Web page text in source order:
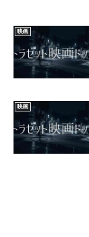
映画
映画